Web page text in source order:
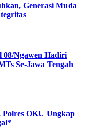
Generasi Muda
Ngawen Hadiri
Se-Jawa Tengah
OKU Ungkap